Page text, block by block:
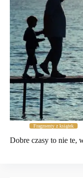
Fragmenty z książek
Dobre czasy to nie te,